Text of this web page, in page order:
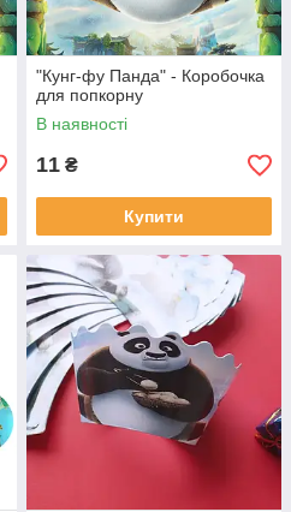
"Кунг-фу Панда" - Коробочка
для попкорну
В наявності
11 ₴
Купити